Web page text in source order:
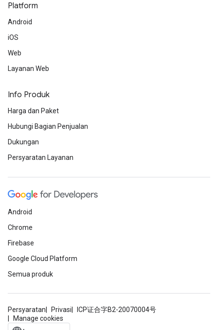
Platform
Android
iOS
Web
Layanan Web
Info Produk
Harga dan Paket
Hubungi Bagian Penjualan
Dukungan
Persyaratan Layanan
Android
Chrome
Firebase
Google Cloud Platform
Semua produk
Persyaratan Privasi
ICP证合字B2-20070004号
Manage cookies